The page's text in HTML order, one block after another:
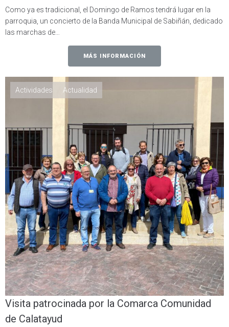
Como ya es tradicional, el Domingo de Ramos tendrá lugar en la
parroquia, un concierto de la Banda Municipal de Sabiñán, dedicado
las marchas de…
MÁS INFORMACIÓN
Actividades Actualidad
Visita patrocinada por la Comarca Comunidad
de Calatayud